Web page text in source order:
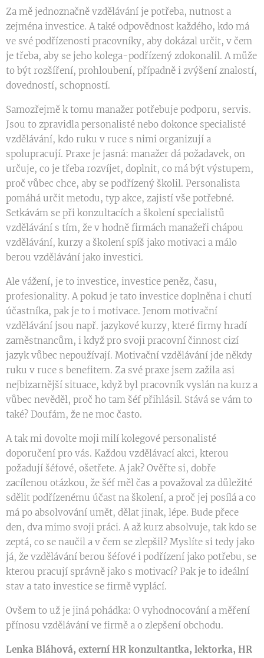
Za mě jednoznačně vzdělávání je potřeba, nutnost a
zejména investice. A také odpovědnost každého, kdo má
ve své podřízenosti pracovníky, aby dokázal určit, v čem
je třeba, aby se jeho kolega-podřízený zdokonalil. A může
to být rozšíření, prohloubení, případně i zvýšení znalostí,
dovedností, schopností.
Samozřejmě k tomu manažer potřebuje podporu, servis.
Jsou to zpravidla personalisté nebo dokonce specialisté
vzdělávání, kdo ruku v ruce s nimi organizují a
spolupracují. Praxe je jasná: manažer dá požadavek, on
určuje, co je třeba rozvíjet, doplnit, co má být výstupem,
proč vůbec chce, aby se podřízený školil. Personalista
pomáhá určit metodu, typ akce, zajistí vše potřebné.
Setkávám se při konzultacích a školení specialistů
vzdělávání s tím, že v hodně firmách manažeři chápou
vzdělávání, kurzy a školení spíš jako motivaci a málo
berou vzdělávání jako investici.
Ale vážení, je to investice, investice peněz, času,
profesionality. A pokud je tato investice doplněna i chutí
účastníka, pak je to i motivace. Jenom motivační
vzdělávání jsou např. jazykové kurzy, které firmy hradí
zaměstnancům, i když pro svoji pracovní činnost cizí
jazyk vůbec nepoužívají. Motivační vzdělávání jde někdy
ruku v ruce s benefitem. Za své praxe jsem zažila asi
nejbizarnější situace, když byl pracovník vyslán na kurz a
vůbec nevěděl, proč ho tam šéf přihlásil. Stává se vám to
také? Doufám, že ne moc často.
A tak mi dovolte moji milí kolegové personalisté
doporučení pro vás. Každou vzdělávací akci, kterou
požadují šéfové, ošetřete. A jak? Ověřte si, dobře
zacílenou otázkou, že šéf měl čas a považoval za důležité
sdělit podřízenému účast na školení, a proč jej posílá a co
má po absolvování umět, dělat jinak, lépe. Bude přece
den, dva mimo svoji práci. A až kurz absolvuje, tak kdo se
zeptá, co se naučil a v čem se zlepšil? Myslíte si tedy jako
já, že vzdělávání berou šéfové i podřízení jako potřebu, se
kterou pracují správně jako s motivací? Pak je to ideální
stav a tato investice se firmě vyplácí.
Ovšem to už je jiná pohádka: O vyhodnocování a měření
přínosu vzdělávání ve firmě a o zlepšení obchodu.
Lenka Bláhová, externí HR konzultantka, lektorka, HR